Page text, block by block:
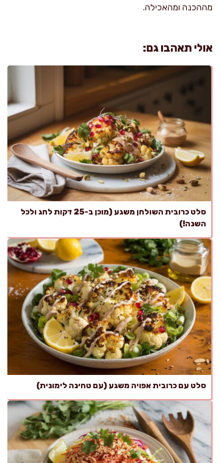
מההכנה ומהאכילה.
אולי תאהבו גם:
סלט כרובית השולחן משגע (מוכן ב-25 דקות לחג ולכל
השנה!)
סלט עם כרובית אפויה משגע (עם טחינה לימונית)